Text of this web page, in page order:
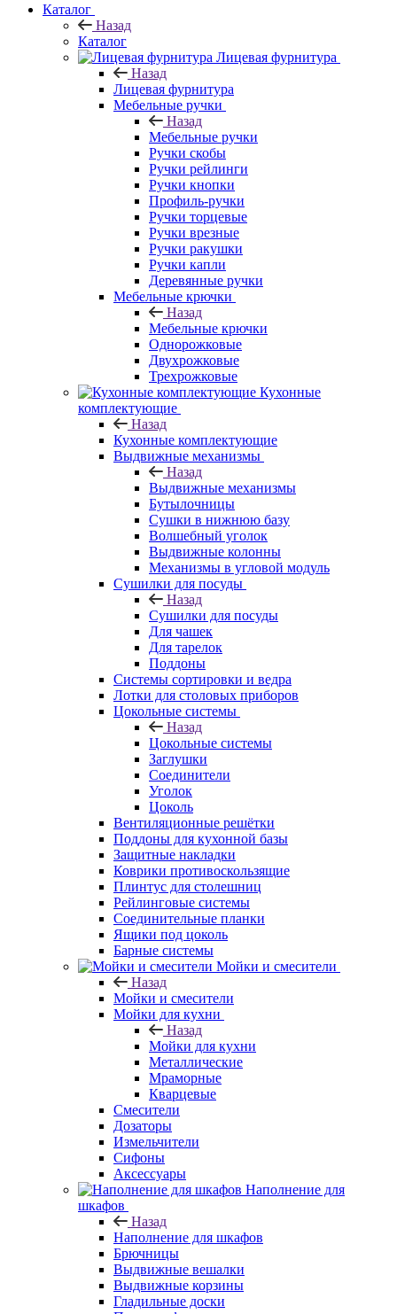
Каталог
Назад
Каталог
Лицевая фурнитура
Назад
Лицевая фурнитура
Мебельные ручки
Назад
Мебельные ручки
Ручки скобы
Ручки рейлинги
Ручки кнопки
Профиль-ручки
Ручки торцевые
Ручки врезные
Ручки ракушки
Ручки капли
Деревянные ручки
Мебельные крючки
Назад
Мебельные крючки
Однорожковые
Двухрожковые
Трехрожковые
Кухонные
комплектующие
Назад
Кухонные комплектующие
Выдвижные механизмы
Назад
Выдвижные механизмы
Бутылочницы
Сушки в нижнюю базу
Волшебный уголок
Выдвижные колонны
Механизмы в угловой модуль
Сушилки для посуды
Назад
Сушилки для посуды
Для чашек
Для тарелок
Поддоны
Системы сортировки и ведра
Лотки для столовых приборов
Цокольные системы
Назад
Цокольные системы
Заглушки
Соединители
Уголок
Цоколь
Вентиляционные решётки
Поддоны для кухонной базы
Защитные накладки
Коврики противоскользящие
Плинтус для столешниц
Рейлинговые системы
Соединительные планки
Ящики под цоколь
Барные системы
Мойки и смесители
Назад
Мойки и смесители
Мойки для кухни
Назад
Мойки для кухни
Металлические
Мраморные
Кварцевые
Смесители
Дозаторы
Измельчители
Сифоны
Аксессуары
Наполнение для
шкафов
Назад
Наполнение для шкафов
Брючницы
Выдвижные вешалки
Выдвижные корзины
Гладильные доски